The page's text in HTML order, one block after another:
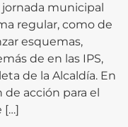
municipal
regular, como de
esquemas,
de en las IPS,
de la Alcaldía. En
acción para el
[…]